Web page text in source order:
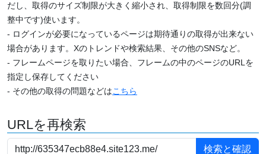
だし、取得のサイズ制限が大きく縮小され、取得制限を数回分(調
整中です)使います。
- ログインが必要になっているページは期待通りの取得が出来ない
場合があります。Xのトレンドや検索結果、その他のSNSなど。
- フレームページを取りたい場合、フレームの中のページのURLを
指定し保存してください
- その他の取得の問題などはこちら
URLを再検索